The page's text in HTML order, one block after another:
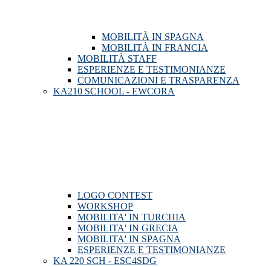
MOBILITÀ IN SPAGNA
MOBILITÀ IN FRANCIA
MOBILITÀ STAFF
ESPERIENZE E TESTIMONIANZE
COMUNICAZIONI E TRASPARENZA
KA210 SCHOOL - EWCORA
LOGO CONTEST
WORKSHOP
MOBILITA' IN TURCHIA
MOBILITA' IN GRECIA
MOBILITA' IN SPAGNA
ESPERIENZE E TESTIMONIANZE
KA 220 SCH - ESC4SDG